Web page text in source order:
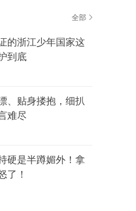
全部
的浙江少年国家这
到底
、贴身搂抱，细扒
难尽
硬是半蹲媚外！拿
了！